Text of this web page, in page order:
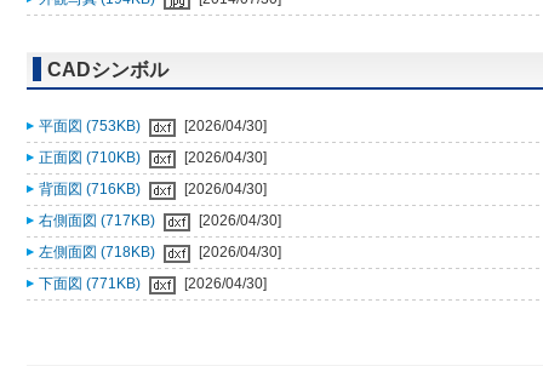
CADシンボル
平面図 (753KB)
[2026/04/30]
正面図 (710KB)
[2026/04/30]
背面図 (716KB)
[2026/04/30]
右側面図 (717KB)
[2026/04/30]
左側面図 (718KB)
[2026/04/30]
下面図 (771KB)
[2026/04/30]